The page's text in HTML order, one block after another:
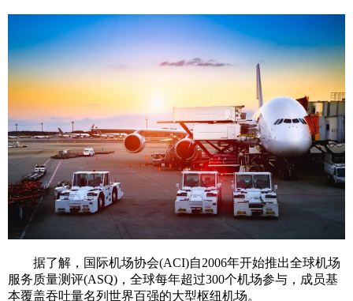
据了解，国际机场协会(ACI)自2006年开始推出全球机场
服务质量测评(ASQ)，全球每年超过300个机场参与，成员基
本覆盖吞吐量名列世界百强的大型枢纽机场。